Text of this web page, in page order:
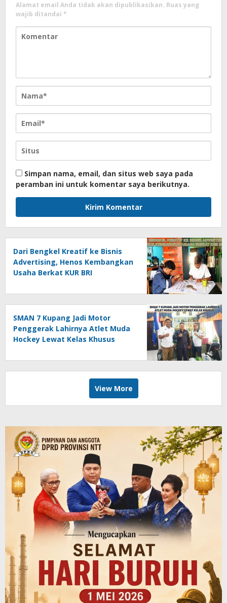
Alamat email Anda tidak akan dipublikasikan. Ruas yang
wajib ditandai *
Simpan nama, email, dan situs web saya pada
peramban ini untuk komentar saya berikutnya.
Dari Bengkel Kreatif ke Bisnis
Advertising, Henos Kembangkan
Usaha Berkat KUR BRI
SMAN 7 Kupang Jadi Motor
Penggerak Lahirnya Atlet Muda
Hockey Lewat Kelas Khusus
View More